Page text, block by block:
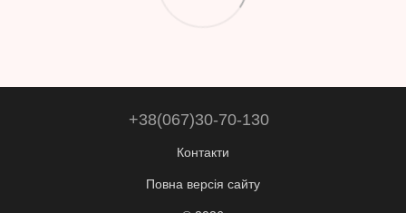
+38(067)30-70-130
Контакти
Повна версія сайту